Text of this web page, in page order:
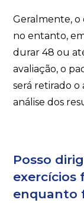
Geralmente, o
no entanto,
durar 48 ou
avaliação, o
será retirado o
análise dos
Posso
exercícios
enquanto